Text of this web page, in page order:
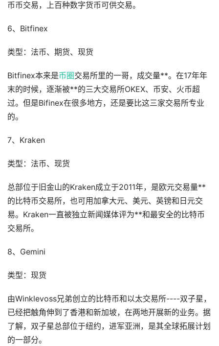
币币交易，上百种数字货币可供交易。
6、Bitfinex
类型：法币、期货、现货
Bitfinex本来是币圈交易所里的一哥，成交量**。在17年年
末的时候，逐渐被**的三大交易所OKEX、币安、火币超
过。但是Bifinex在很多地方，还是要比这三家交易所专业
的。
7、Kraken
类型：法币、现货
总部位于旧金山的Kraken成立于2011年，是欧元交易量**
的比特币交易所，也可用加拿大元、美元、英镑和日元交
易。Kraken一直被独立新闻媒体评为**和最安全的比特币
交易所。
8、Gemini
类型：现货
由Winklevoss兄弟创立的比特币和以太交易所----双子星，
已经把触角伸到了香港和新加坡，在两地开展新的业务。据
了解，双子星总部位于纽约，进军亚洲，是其全球拓展计划
的一部分。